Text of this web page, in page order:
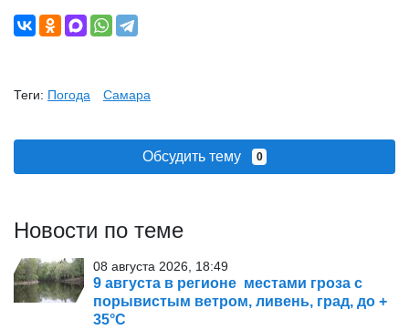
Теги: Погода Самара
Обсудить тему 0
Новости по теме
08 августа 2026, 18:49
9 августа в регионе местами гроза с
порывистым ветром, ливень, град, до +
35°С